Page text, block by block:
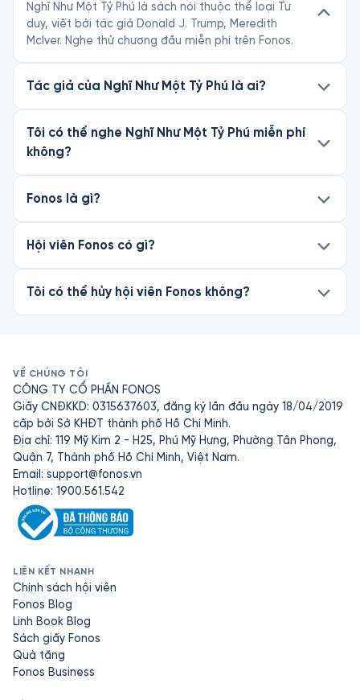
Nghĩ Như Một Tỷ Phú là sách nói thuộc thể loại Tư
duy, viết bởi tác giả Donald J. Trump, Meredith
McIver. Nghe thử chương đầu miễn phí trên Fonos.
Tác giả của Nghĩ Như Một Tỷ Phú là ai?
Tôi có thể nghe Nghĩ Như Một Tỷ Phú miễn phí
không?
Fonos là gì?
Hội viên Fonos có gì?
Tôi có thể hủy hội viên Fonos không?
VỀ CHÚNG TÔI
CÔNG TY CỔ PHẦN FONOS
Giấy CNĐKKD: 0315637603, đăng ký lần đầu ngày 18/04/2019
cấp bởi Sở KHĐT thành phố Hồ Chí Minh.
Địa chỉ: 119 Mỹ Kim 2 - H25, Phú Mỹ Hưng, Phường Tân Phong,
Quận 7, Thành phố Hồ Chí Minh, Việt Nam.
Email: support@fonos.vn
Hotline: 1900.561.542
LIÊN KẾT NHANH
Chính sách hội viên
Fonos Blog
Linh Book Blog
Sách giấy Fonos
Quà tặng
Fonos Business